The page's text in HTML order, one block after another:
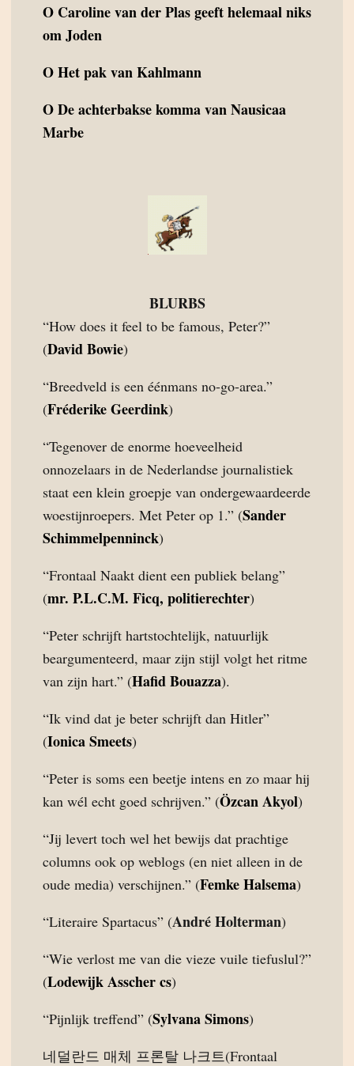
O Caroline van der Plas geeft helemaal niks
om Joden
OHet pak van Kahlmann
ODe achterbakse komma van Nausicaa
Marbe
BLURBS
“How does it feel to be famous, Peter?”
(David Bowie)
“Breedveld is een éénmans no-go-area.”
(Fréderike Geerdink)
“Tegenover de enorme hoeveelheid
onnozelaars in de Nederlandse journalistiek
staat een klein groepje van ondergewaardeerde
woestijnroepers. Met Peter op 1.” (Sander
Schimmelpenninck)
“Frontaal Naakt dient een publiek belang”
(mr. P.L.C.M. Ficq, politierechter)
“Peter schrijft hartstochtelijk, natuurlijk
beargumenteerd, maar zijn stijl volgt het ritme
van zijn hart.” (Hafid Bouazza).
“Ik vind dat je beter schrijft dan Hitler”
(Ionica Smeets)
“Peter is soms een beetje intens en zo maar hij
kan wél echt goed schrijven.” (Özcan Akyol)
“Jij levert toch wel het bewijs dat prachtige
columns ook op weblogs (en niet alleen in de
oude media) verschijnen.” (Femke Halsema)
“Literaire Spartacus” (André Holterman)
“Wie verlost me van die vieze vuile tiefuslul?”
(Lodewijk Asscher cs)
“Pijnlijk treffend” (Sylvana Simons)
네덜란드 매체 프론탈 나크트(Frontaal